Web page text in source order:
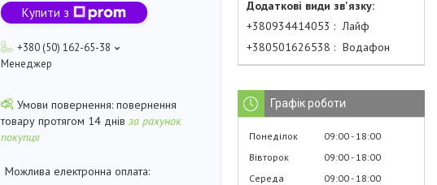
Купити з
+380 (50) 162-65-38
Менеджер
повернення
товару протягом 14 днів за рахунок
покупця
+380934414053
Лайф
+380501626538
Водафон
Графік роботи
Понеділок 09:00 18:00
Вівторок
09:00 18:00
Середа
09:00 18:00